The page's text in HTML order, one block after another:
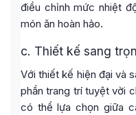
điều chỉnh mức nhiệt
món ăn hoàn hảo.
c. Thiết kế sang
Với thiết kế hiện đại và
phần trang trí tuyệt vời
có thể lựa chọn giữa